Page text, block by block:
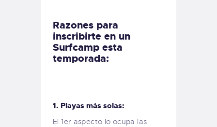
Razones para
inscribirte en un
Surfcamp esta
temporada:
1. Playas más solas:
El 1er aspecto lo ocupa las